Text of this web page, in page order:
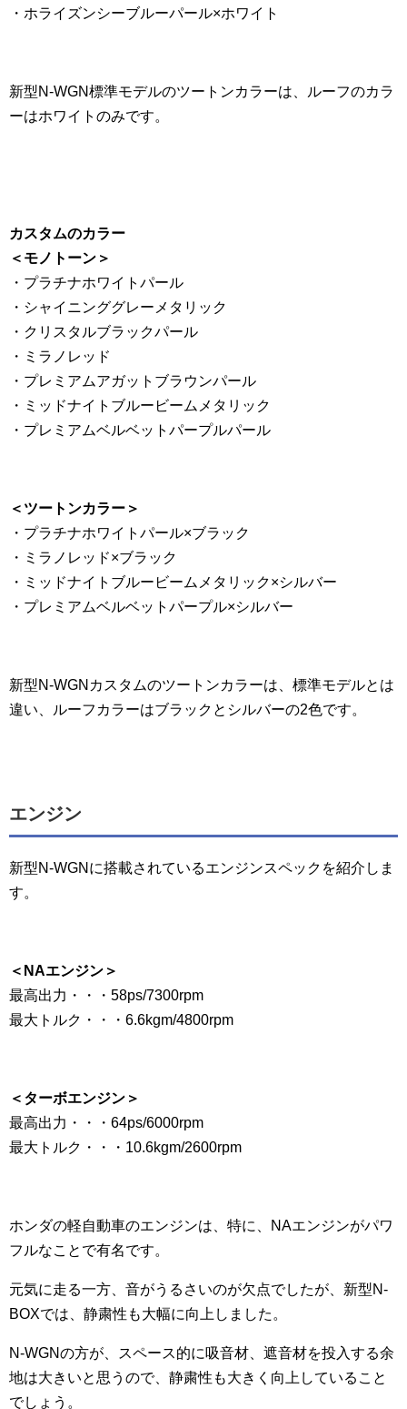
・ホライズンシーブルーパール×ホワイト
新型N-WGN標準モデルのツートンカラーは、ルーフのカラ
ーはホワイトのみです。
カスタムのカラー
＜モノトーン＞
・プラチナホワイトパール
・シャイニンググレーメタリック
・クリスタルブラックパール
・ミラノレッド
・プレミアムアガットブラウンパール
・ミッドナイトブルービームメタリック
・プレミアムベルベットパープルパール
＜ツートンカラー＞
・プラチナホワイトパール×ブラック
・ミラノレッド×ブラック
・ミッドナイトブルービームメタリック×シルバー
・プレミアムベルベットパープル×シルバー
新型N-WGNカスタムのツートンカラーは、標準モデルとは
違い、ルーフカラーはブラックとシルバーの2色です。
エンジン
新型N-WGNに搭載されているエンジンスペックを紹介しま
す。
＜NAエンジン＞
最高出力・・・58ps/7300rpm
最大トルク・・・6.6kgm/4800rpm
＜ターボエンジン＞
最高出力・・・64ps/6000rpm
最大トルク・・・10.6kgm/2600rpm
ホンダの軽自動車のエンジンは、特に、NAエンジンがパワ
フルなことで有名です。
元気に走る一方、音がうるさいのが欠点でしたが、新型N-
BOXでは、静粛性も大幅に向上しました。
N-WGNの方が、スペース的に吸音材、遮音材を投入する余
地は大きいと思うので、静粛性も大きく向上していること
でしょう。